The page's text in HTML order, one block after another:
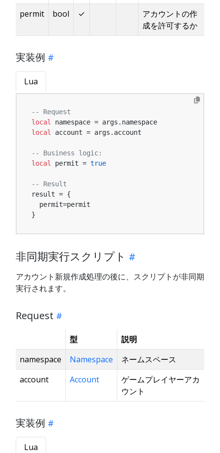
permit
bool ✓
アカウントの作
成を許可するか
実装例
Lua
-- Request
local
local
account = args.account
-- Business logic:
local
permit = true
-- Result
result = {
  permit=permit
}
非同期実行スクリプト
アカウント新規作成処理の後に、スクリプトが非同期
実行されます。
Request
型
説明
namespace
Namespace
ネームスペース
account
Account
ゲームプレイヤーアカ
ウント
実装例
Lua